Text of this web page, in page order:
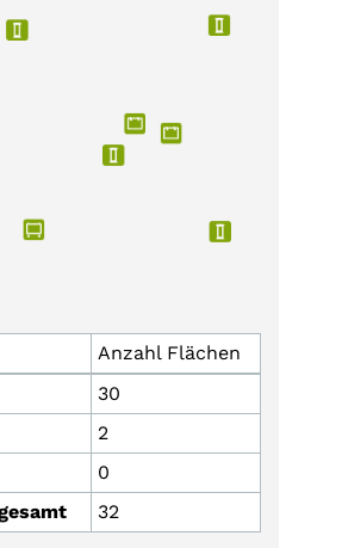
Anzahl Flächen
30
2
0
32